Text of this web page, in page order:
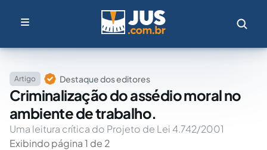
Artigo Destaque dos editores
Criminalização do assédio moral no
ambiente de trabalho.
Uma leitura crítica do Projeto de Lei 4.742/2001
Exibindo página 1 de 2